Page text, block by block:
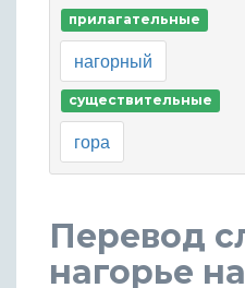
прилагательные
нагорный
существительные
гора
Перевод
нагорье